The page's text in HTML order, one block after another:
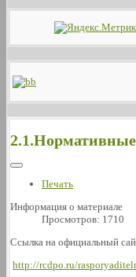
Печать
Информация о материале
Просмотров: 1710
Ссылка на официальный
http://rcdpo.ru/